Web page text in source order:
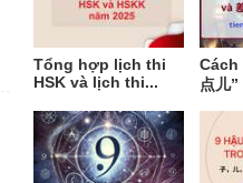
Tổng hợp lịch thi
HSK và lịch thi...
Cách
点儿